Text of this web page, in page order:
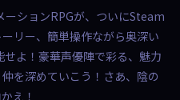
ションRPGが、ついにSteam
リー、簡単操作ながら奥深い
よ！豪華声優陣で彩る、魅力
を深めていこう！さあ、陰の
え！